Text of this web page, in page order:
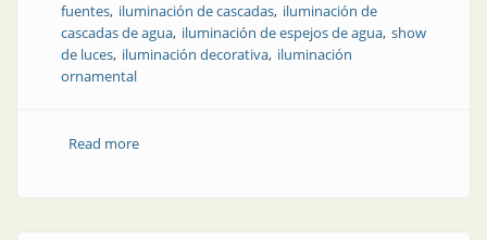
fuentes iluminación de cascadas iluminación de
cascadas de agua iluminación de espejos de agua show
de luces iluminación decorativa iluminación
ornamental
Read moreabout Nuevas luminarias para fuentes, cascadas y